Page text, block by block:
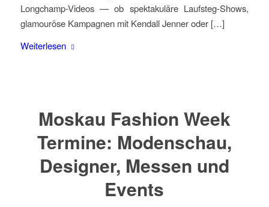
Longchamp-Videos — ob spektakuläre Laufsteg-Shows,
glamouröse Kampagnen mit Kendall Jenner oder […]
Weiterlesen
Moskau Fashion Week
Termine: Modenschau,
Designer, Messen und
Events